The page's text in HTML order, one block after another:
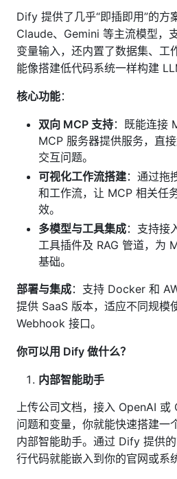
Dify 提供了几乎“即插即用”的方
Claude、Gemini 等主流模型，
变量输入，还内置了数据集、工
能像搭建低代码系统一样构建
核心功能：
双向 MCP 支持：既能连接
MCP 服务器提供服务，直
交互问题。
可视化工作流搭建：通过拖
和工作流，让 MCP 相关任
效。
多模型与工具集成：支持接
工具插件及 RAG 管道，为
基础。
部署与集成：支持 Docker 和
提供 SaaS 版本，适应不同规模
Webhook 接口。
你可以用 Dify 做什么？
内部智能助手
上传公司文档，接入 OpenAI 或
问题和变量，你就能快速搭建一
内部智能助手。通过 Dify 提供
行代码就能嵌入到你的官网或系